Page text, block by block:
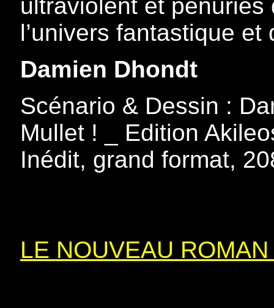
ultraviolent et
l’univers fantastique
Damien Dhondt
Scénario & Dessin :
Mullet ! _ Edition
Inédit, grand format,
LE NOUVEAU ROMAN